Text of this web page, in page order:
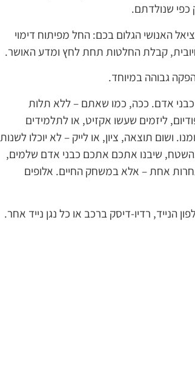
שנולדתם.
האנושי הגלום בכם: החל מפיתוח דימוי
קבלת החלטות תחת לחץ ומדע האושר.
הפקה גבוהה במיוחד.
אדם. ככה, כמו שאתם – ללא תלות
ליזמים שעשו אקזיט, או לתלמידים
ושום תוצאה, ציון, או לייק – לא יוכלו לשנות
שיבנו אתכם אתכם כבני אדם שלמים,
אחת – אלא במשחק החיים. אלופים